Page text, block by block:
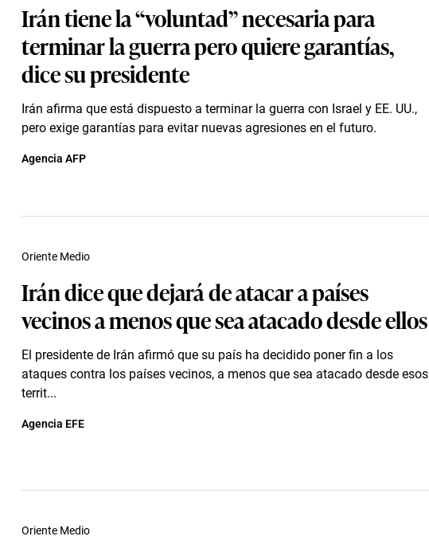
Irán tiene la “voluntad” necesaria para
terminar la guerra pero quiere garantías,
dice su presidente
Irán afirma que está dispuesto a terminar la guerra con Israel y EE. UU.,
pero exige garantías para evitar nuevas agresiones en el futuro.
Agencia AFP
Irán dice que dejará de atacar a países
vecinos a menos que sea atacado desde ellos
El presidente de Irán afirmó que su país ha decidido poner fin a los
ataques contra los países vecinos, a menos que sea atacado desde esos
territ...
Oriente Medio
Agencia EFE
Oriente Medio